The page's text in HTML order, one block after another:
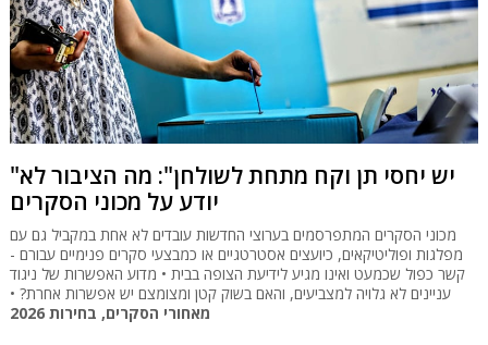
"יש יחסי תן וקח מתחת לשולחן": מה הציבור לא
יודע על מכוני הסקרים
מכוני הסקרים המתפרסמים בערוצי החדשות עובדים לא אחת במקביל גם עם
מפלגות ופוליטיקאים, כיועצים אסטרטגיים או כמבצעי סקרים פנימיים עבורם -
קשר כפול שכמעט ואינו מגיע לידיעת הצופה בבית • מדוע האפשרות של ניגוד
עניינים לא גלויה למצביעים, והאם בשוק קטן ומצומצם יש אפשרות אחרת? •